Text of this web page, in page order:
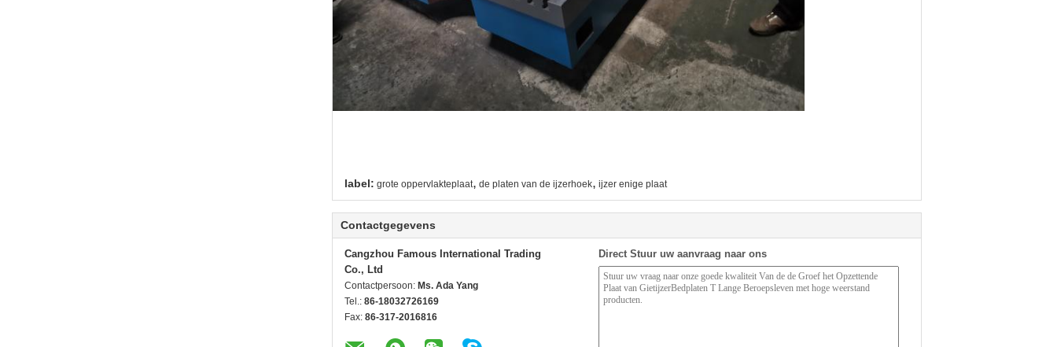
label: grote oppervlakteplaat, de platen van de ijzerhoek, ijzer enige plaat
Contactgegevens
Cangzhou Famous International Trading
Co., Ltd
Contactpersoon: Ms. Ada Yang
Tel.: 86-18032726169
Fax: 86-317-2016816
Direct Stuur uw aanvraag naar ons